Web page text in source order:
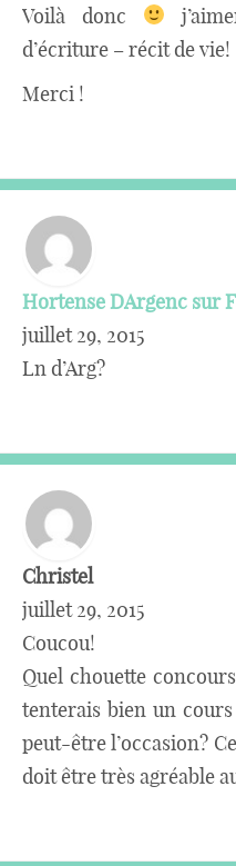
Voilà donc
d’écriture – récit de vie!
Merci !
Hortense DArgenc sur
juillet 29, 2015
Ln d’Arg?
Christel
juillet 29, 2015
Coucou!
Quel chouette
tenterais bien un
peut-être l’occasion?
doit être très agréable